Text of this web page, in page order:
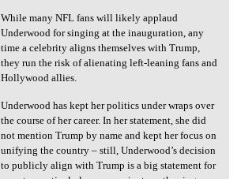
While many NFL fans will likely applaud
Underwood for singing at the inauguration, any
time a celebrity aligns themselves with Trump,
they run the risk of alienating left-leaning fans and
Hollywood allies.
Underwood has kept her politics under wraps over
the course of her career. In her statement, she did
not mention Trump by name and kept her focus on
unifying the country – still, Underwood’s decision
to publicly align with Trump is a big statement for